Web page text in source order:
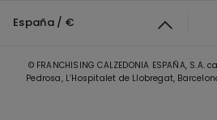
España / €
© FRANCHISING CALZEDONIA ESPAÑA,
Pedrosa, L’Hospitalet de Llobregat,